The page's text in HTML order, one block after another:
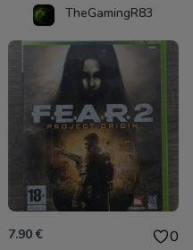
TheGamingR83
7.90 € 0